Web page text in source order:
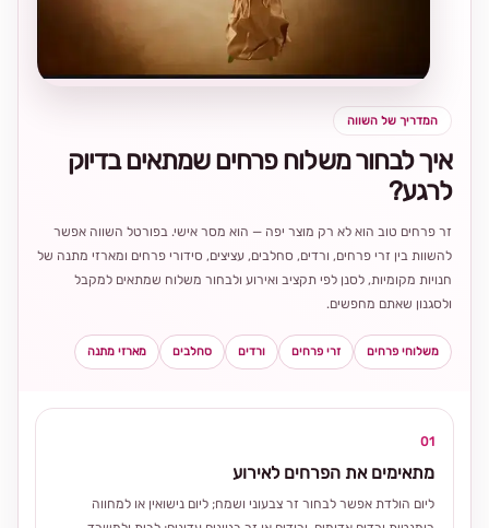
המדריך של השווה
איך לבחור משלוח פרחים שמתאים בדיוק
לרגע?
זר פרחים טוב הוא לא רק מוצר יפה — הוא מסר אישי. בפורטל השווה אפשר
להשוות בין זרי פרחים, ורדים, סחלבים, עציצים, סידורי פרחים ומארזי מתנה של
חנויות מקומיות, לסנן לפי תקציב ואירוע ולבחור משלוח שמתאים למקבל
ולסגנון שאתם מחפשים.
משלוחי פרחים זרי פרחים ורדים סחלבים מארזי מתנה
01
מתאימים את הפרחים לאירוע
ליום הולדת אפשר לבחור זר צבעוני ושמח; ליום נישואין או למחווה